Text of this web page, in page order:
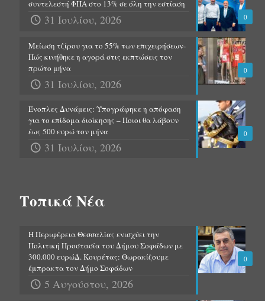
0
συντελεστή ΦΠΑ στο 13% σε όλη την εστίαση
31 Ιουλίου, 2026
0
Μείωση τζίρου για το 55% των επιχειρήσεων-
Πώς κινήθηκε η αγορά στις εκπτώσεις τον
πρώτο μήνα
31 Ιουλίου, 2026
0
Ένοπλες Δυνάμεις: Υπογράφηκε η απόφαση
για το επίδομα διοίκησης – Ποιοι θα λάβουν
έως 500 ευρώ τον μήνα
31 Ιουλίου, 2026
Τοπικά Νέα
0
Η Περιφέρεια Θεσσαλίας ενισχύει την
Πολιτική Προστασία του Δήμου Σοφάδων με
300.000 ευρώΔ. Κουρέτας: Θωρακίζουμε
έμπρακτα τον Δήμο Σοφάδων
5 Αυγούστου, 2026